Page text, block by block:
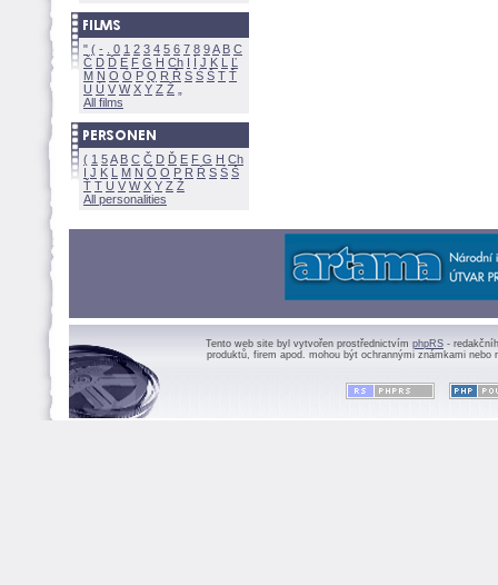
" ( - 0 1 2 3 4 5 6 7 8 9A B C
Č D Ď E F G H Ch I Í J K L
Ľ
M N O Ó P Q R Ř S Ś T Ť
U Ú V W X Y Z
All films
( 1 5A B C Č D Ď E F G H Ch
I J K L M N Ó O P R Ř S Ś
Ť T U V W X Y Z
All personalities
Tento web site byl vytvořen prostřednictvím phpRS -
produktů, firem apod. mohou být ochrannými známkami